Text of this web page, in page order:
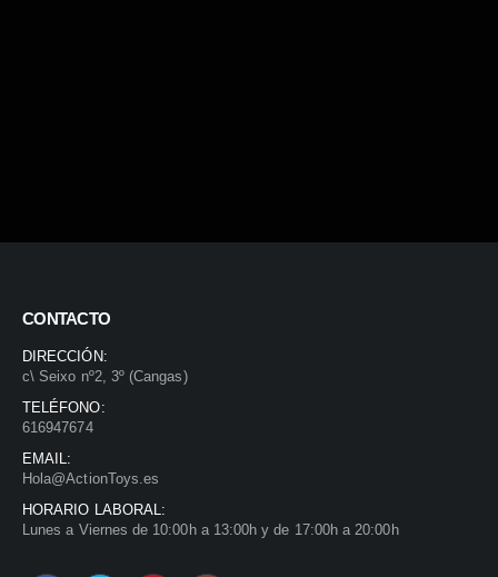
CONTACTO
DIRECCIÓN:
c\ Seixo nº2, 3º (Cangas)
TELÉFONO:
616947674
EMAIL:
Hola@ActionToys.es
HORARIO LABORAL:
Lunes a Viernes de 10:00h a 13:00h y de 17:00h a 20:00h